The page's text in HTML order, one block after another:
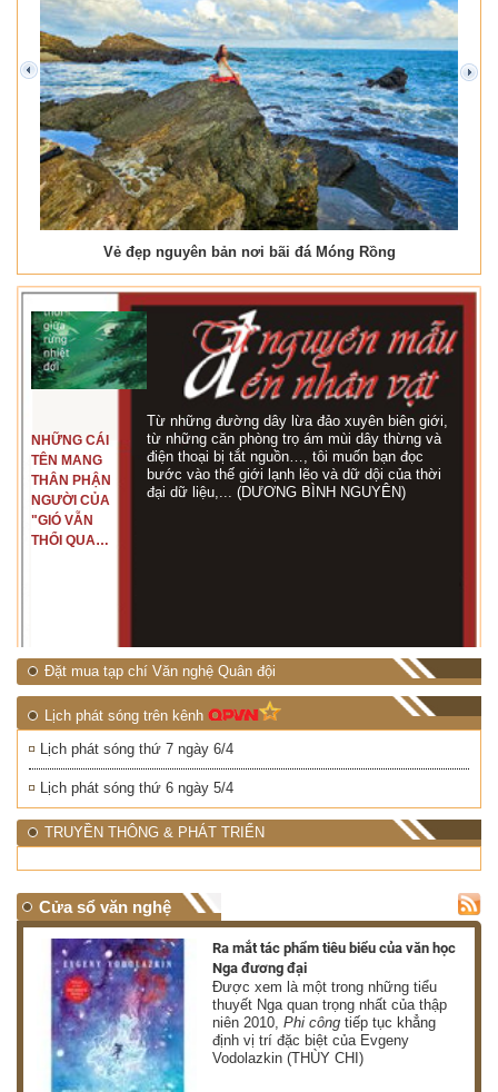
Vẻ đẹp nguyên bản nơi bãi đá Móng Rồng
prev next
NHỮNG CÁI
TÊN MANG
THÂN PHẬN
NGƯỜI CỦA
"GIÓ VẪN
THỔI QUA
Từ những đường dây lừa đảo xuyên biên giới,
từ những căn phòng trọ ám mùi dây thừng và
điện thoại bị tắt nguồn…, tôi muốn bạn đọc
bước vào thế giới lạnh lẽo và dữ dội của thời
đại dữ liệu,... (DƯƠNG BÌNH NGUYÊN)
Đặt mua tạp chí Văn nghệ Quân đội
Lịch phát sóng trên kênh
Lịch phát sóng thứ 7 ngày 6/4
Lịch phát sóng thứ 6 ngày 5/4
TRUYỀN THÔNG & PHÁT TRIỂN
Cửa sổ văn nghệ
Ra mắt tác phẩm tiêu biểu của văn học
Nga đương đại
Được xem là một trong những tiểu
thuyết Nga quan trọng nhất của thập
niên 2010,Phi công tiếp tục khẳng
định vị trí đặc biệt của Evgeny
Vodolazkin (THÙY CHI)